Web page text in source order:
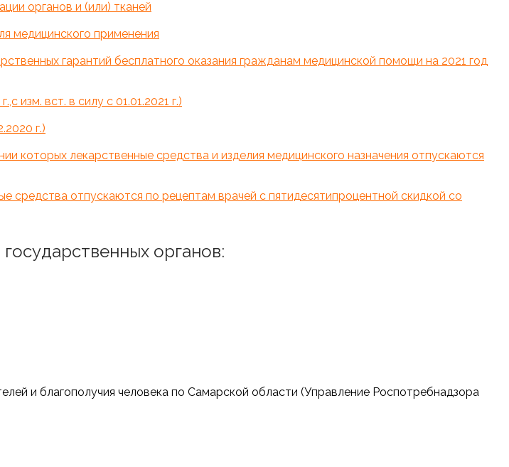
органов и (или) тканей
медицинского применения
гарантий бесплатного оказания гражданам медицинской помощи на 2021 год
изм. вст. в силу с 01.01.2021 г.)
г.)
которых лекарственные средства и изделия медицинского назначения отпускаются
средства отпускаются по рецептам врачей с пятидесятипроцентной скидкой со
органов:
и благополучия человека по Самарской области (Управление Роспотребнадзора